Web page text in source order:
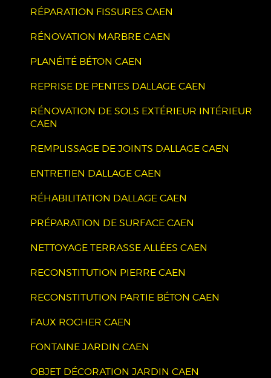
RÉPARATION FISSURES CAEN
RÉNOVATION MARBRE CAEN
PLANÉITÉ BÉTON CAEN
REPRISE DE PENTES DALLAGE CAEN
RÉNOVATION DE SOLS EXTÉRIEUR INTÉRIEUR
CAEN
REMPLISSAGE DE JOINTS DALLAGE CAEN
ENTRETIEN DALLAGE CAEN
RÉHABILITATION DALLAGE CAEN
PRÉPARATION DE SURFACE CAEN
NETTOYAGE TERRASSE ALLÉES CAEN
RECONSTITUTION PIERRE CAEN
RECONSTITUTION PARTIE BÉTON CAEN
FAUX ROCHER CAEN
FONTAINE JARDIN CAEN
OBJET DÉCORATION JARDIN CAEN